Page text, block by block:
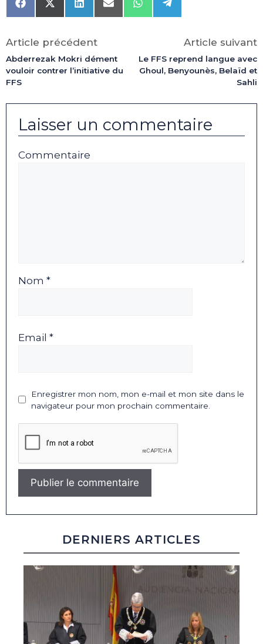
Share
on
Share
on
(Twitter)
Share
on
Share
on
Share
on
Share
on
Article précédent
Abderrezak Mokri dément
vouloir contrer l’initiative du
FFS
Article suivant
Le FFS reprend langue avec
Ghoul, Benyounès, Belaïd et
Sahli
Laisser un commentaire
Commentaire
Nom *
Email *
Enregistrer mon nom, mon e-mail et mon site dans le
navigateur pour mon prochain commentaire.
DERNIERS ARTICLES